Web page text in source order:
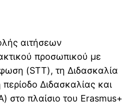
αιτήσεων
προσωπικού με
(STT), τη Διδασκαλία
Διδασκαλίας και
στο πλαίσιο του Erasmus+